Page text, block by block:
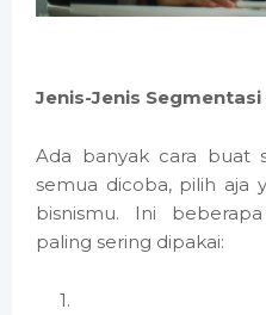
Jenis-Jenis
Ada banyak cara buat
semua dicoba, pilih aja
bisnismu. Ini
paling sering dipakai: